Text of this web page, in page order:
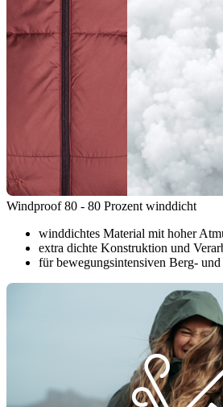
Windproof 80 - 80 Prozent winddicht
winddichtes Material mit hoher
extra dichte Konstruktion und
für bewegungsintensiven Berg-